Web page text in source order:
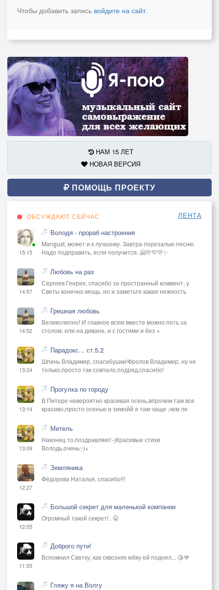
Чтобы добавить запись войдите на сайт.
НАМ 15 ЛЕТ
НОВАЯ ВЕРСИЯ
ПОМОЩЬ ПРОЕКТУ
ОБСУЖДАЮТ СЕЙЧАС ЛЕНТА
15:15
Володя - прораб настроения
Mangust, может и к лучшему. Завтра перезалью песню.
Надо подправить, если получится. 🤗💛💛💛✨
14:57
Любовь на раз
Сергеев Генрих, спасибо за пространный коммент, у
Светы конечно мощь, но и заметьте какая нежность
14:52
Грешная любовь
Великолепно! И главное всем вместе можно петь за
столом, или на диване, и с гостями и без +
13:24
Парадокс... ст.5.2
Шпень Владимир, спасибушки!Фролов Владимир, ну не
только,просто так совпало,подряд,спасибо!
13:14
Прогулка по городу
В Питере невероятно красивая осень,впрочем там все
красиво,просто осенью и зимойй я там чаще ,чем ле
13:09
Метель
Наконец то,поздравляю!:-)Красивые стихи
Володь,очень:-)+
12:27
Земляника
Фёдорова Наталья, спасибо!!!
12:05
Большой секрет для маленькой компании
Огромный такой секрет!.. 🤫
11:55
Доброго пути!
Вспомнил Светку, как сквозняк юбку ей поднял... 😘🌹
Гляжу я на Волгу